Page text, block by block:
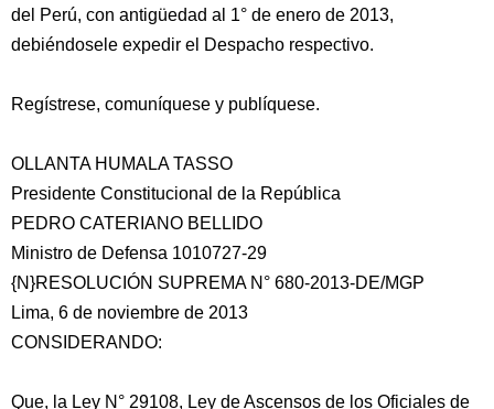
del Perú, con antigüedad al 1° de enero de 2013,
debiéndosele expedir el Despacho respectivo.
Regístrese, comuníquese y publíquese.
OLLANTA HUMALA TASSO
Presidente Constitucional de la República
PEDRO CATERIANO BELLIDO
Ministro de Defensa 1010727-29
{N}RESOLUCIÓN SUPREMA N° 680-2013-DE/MGP
Lima, 6 de noviembre de 2013
CONSIDERANDO:
Que, la Ley N° 29108, Ley de Ascensos de los Oficiales de